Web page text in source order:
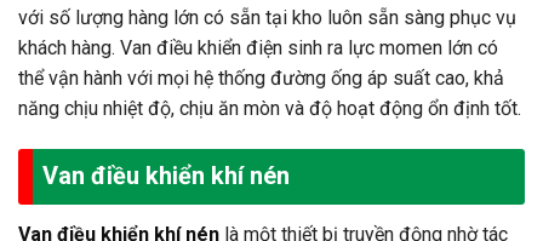
với số lượng hàng lớn có sẵn tại kho luôn sẵn sàng phục vụ
khách hàng. Van điều khiển điện sinh ra lực momen lớn có
thể vận hành với mọi hệ thống đường ống áp suất cao, khả
năng chịu nhiệt độ, chịu ăn mòn và độ hoạt động ổn định tốt.
Van điều khiển khí nén
Van điều khiển khí nén là một thiết bị truyền động nhờ tác